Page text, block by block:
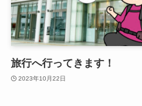
旅行へ行ってきます！
2023年10月22日